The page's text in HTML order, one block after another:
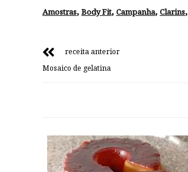
Amostras, Body Fit, Campanha, Clarins,
receita anterior
Mosaico de gelatina